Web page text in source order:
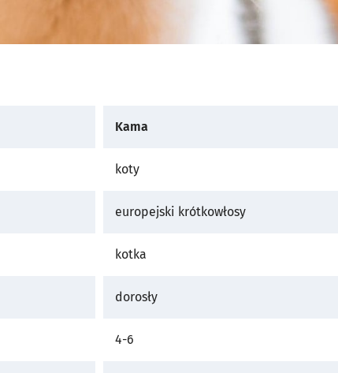
Kama
koty
europejski krótkowłosy
kotka
dorosły
4-6